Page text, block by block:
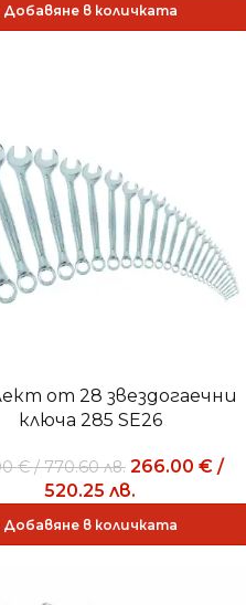
Добавяне в количката
от 28 звездогаечни
ключа 285 SE26
€ /770.60лв. 266.00 € /
520.25лв.
Добавяне в количката